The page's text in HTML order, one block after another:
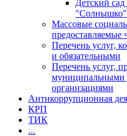
Детский
"Солнышко"
Массовые
предоставляемые
Перечень услуг,
и обязательными
Перечень услуг,
муниципальными
организациями
Антикоррупционная
КРП
ТИК
...